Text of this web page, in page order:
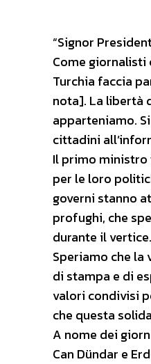
“Signor
Come giornalisti
Turchia faccia
nota]. La libertà
apparteniamo.
cittadini
Il primo ministro
per le loro
governi stanno
profughi, che
durante il vertice.
Speriamo che
di stampa e di
valori condivisi
che questa
A nome dei
Can Dündar e